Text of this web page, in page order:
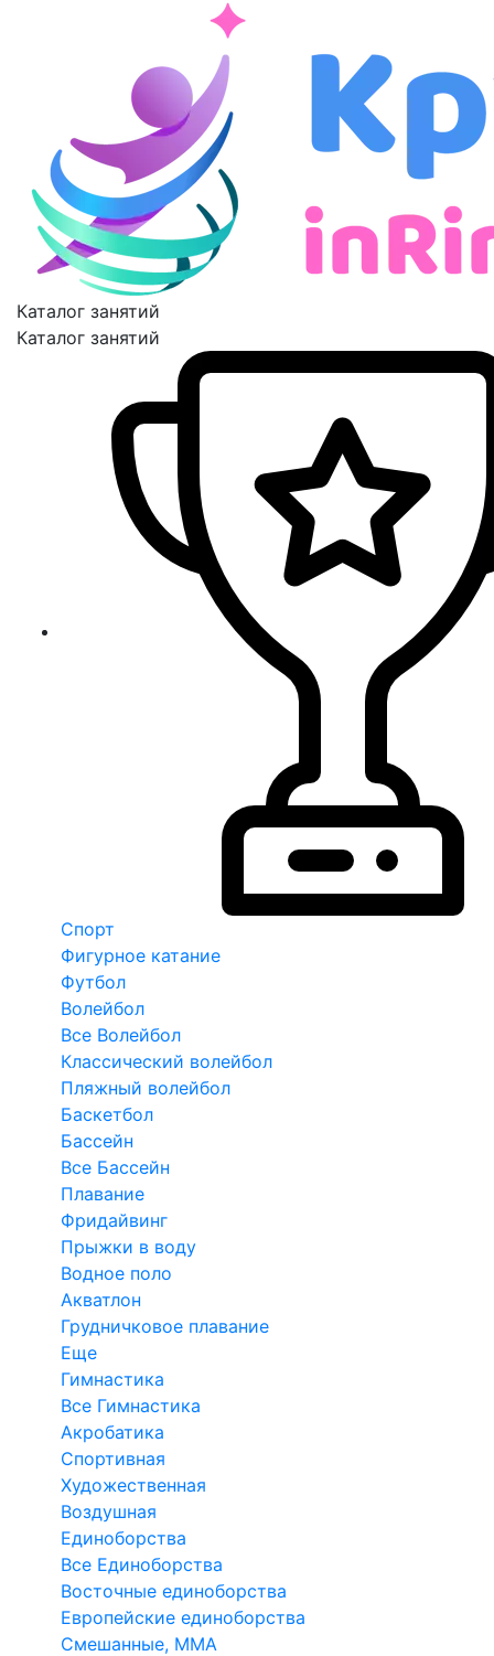
Каталог занятий
Каталог занятий
Спорт
Фигурное катание
Футбол
Волейбол
Все Волейбол
Классический волейбол
Пляжный волейбол
Баскетбол
Бассейн
Все Бассейн
Плавание
Фридайвинг
Прыжки в воду
Водное поло
Акватлон
Грудничковое плавание
Еще
Гимнастика
Все Гимнастика
Акробатика
Спортивная
Художественная
Воздушная
Единоборства
Все Единоборства
Восточные единоборства
Европейские единоборства
Смешанные, ММА